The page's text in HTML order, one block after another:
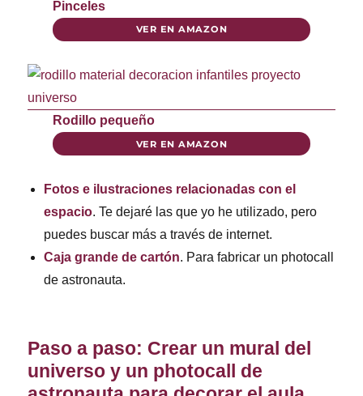
Pinceles
VER EN AMAZON
Rodillo pequeño
VER EN AMAZON
Fotos e ilustraciones relacionadas con el
espacio. Te dejaré las que yo he utilizado, pero
puedes buscar más a través de internet.
Caja grande de cartón. Para fabricar un photocall
de astronauta.
Paso a paso: Crear un mural del
universo y un photocall de